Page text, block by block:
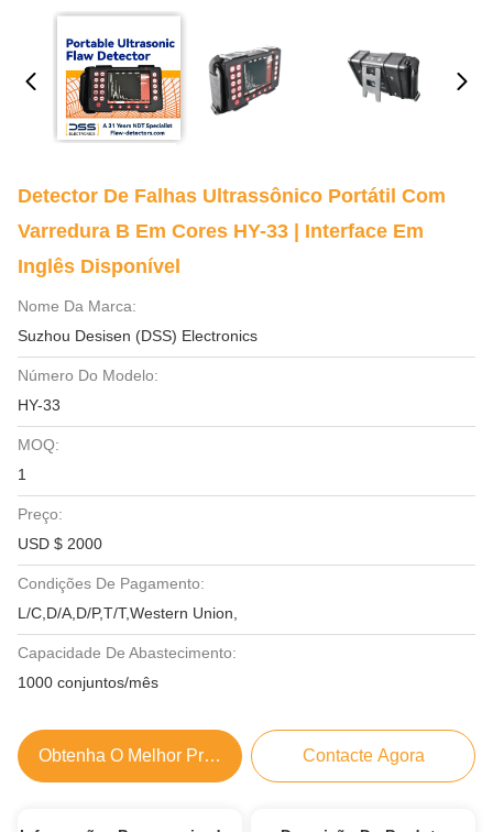
Detector De Falhas Ultrassônico Portátil Com
Varredura B Em Cores HY-33 | Interface Em
Inglês Disponível
Nome Da Marca:
Suzhou Desisen (DSS) Electronics
Número Do Modelo:
HY-33
MOQ:
1
Preço:
USD $ 2000
Condições De Pagamento:
L/C,D/A,D/P,T/T,Western Union,
Capacidade De Abastecimento:
1000 conjuntos/mês
Obtenha O Melhor Preço Contacte Agora